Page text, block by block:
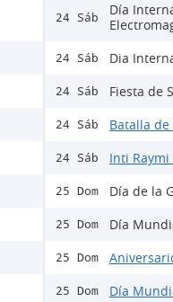
24 Sáb
Día
24 Sáb Dia
24 Sáb Fiesta de
24 Sáb Batalla
24 Sáb Inti Raymi
25 Dom Día de la
25 Dom Día
25 Dom
25 Dom Día